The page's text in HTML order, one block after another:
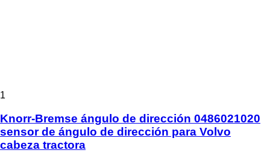
1
Knorr-Bremse ángulo de dirección 0486021020
sensor de ángulo de dirección para Volvo
cabeza tractora